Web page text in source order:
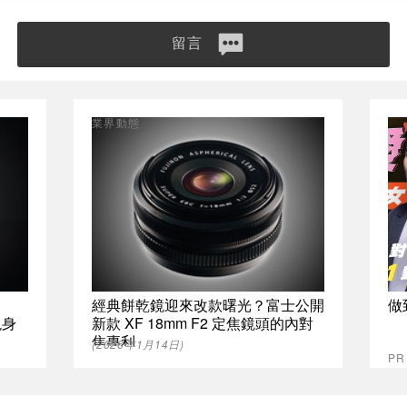
留言
經典餅乾鏡迎來改款曙光？富士公開
新款 XF 18mm F2 定焦鏡頭的內對
焦專利
業界動態
(2026年1月14日)
做